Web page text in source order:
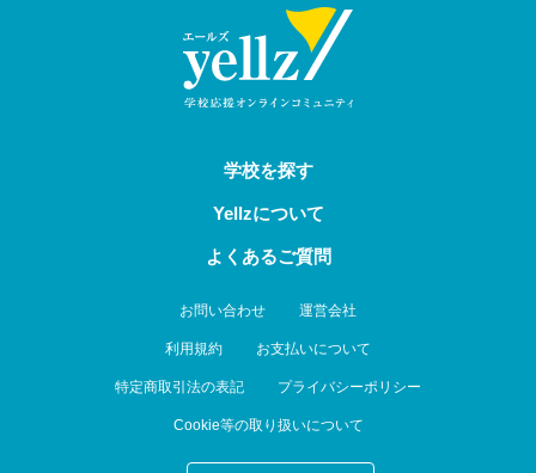
学校を探す
Yellzについて
よくあるご質問
お問い合わせ 運営会社
利用規約 お支払いについて
特定商取引法の表記 プライバシーポリシー
Cookie等の取り扱いについて